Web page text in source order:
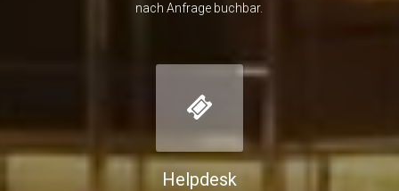
nach Anfrage buchbar.
Helpdesk